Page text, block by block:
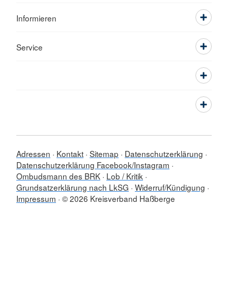
Informieren
Service
Adressen Kontakt Sitemap
Datenschutzerklärung
Datenschutzerklärung Facebook/Instagram
Ombudsmann des BRK Lob / Kritik
Grundsatzerklärung nach LkSG Widerruf/Kündigung
Impressum © 2026 Kreisverband Haßberge